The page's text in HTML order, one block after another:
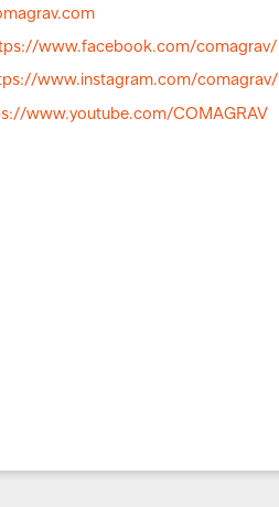
www.facebook.com/comagrav/
www.instagram.com/comagrav/
www.youtube.com/COMAGRAV